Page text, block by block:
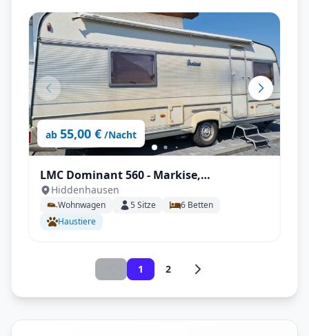
ab 55,00 € /Nacht
LMC Dominant 560 - Markise,
Klimaanlage, Kühlschrank, Mover uvm.
Hiddenhausen
Wohnwagen 5Sitze 6 Betten
Haustiere
1 2